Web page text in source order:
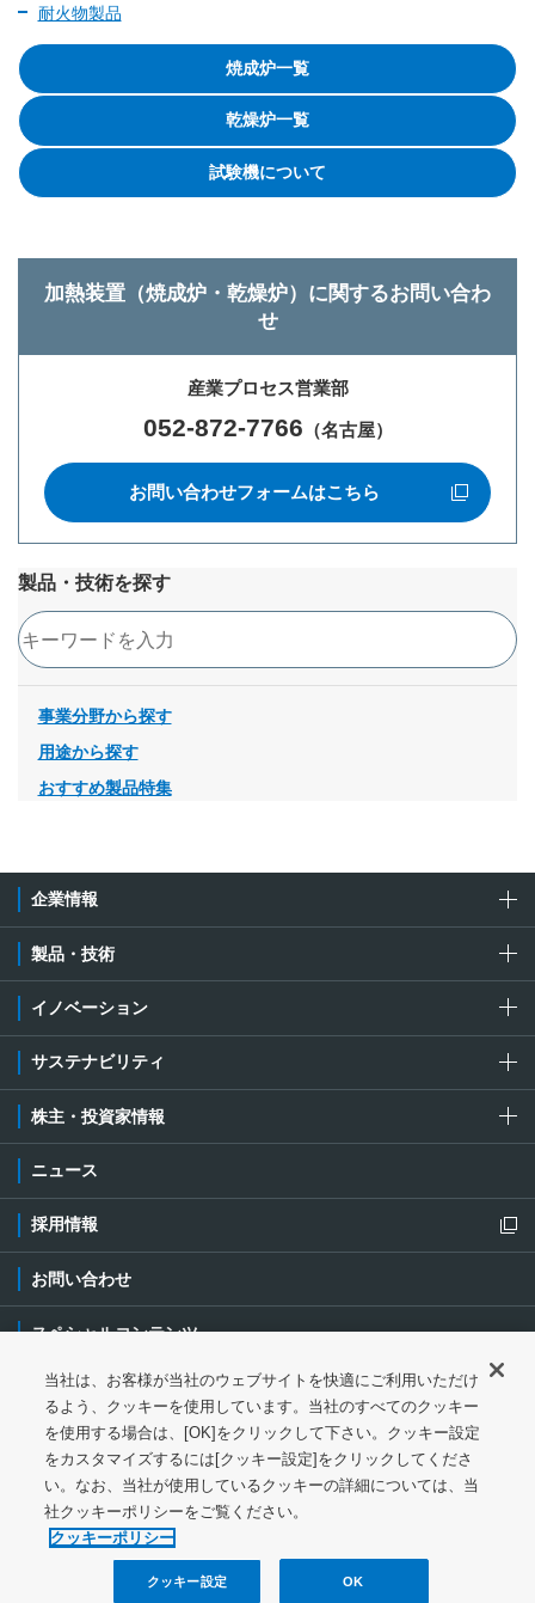
耐火物製品
焼成炉一覧
乾燥炉一覧
試験機について
加熱装置（焼成炉・乾燥炉）に関するお問い合わ
せ
産業プロセス営業部
052-872-7766 （名古屋）
お問い合わせフォームはこちら
新規ウィンドウを開きます
製品・技術を探す
事業分野から探す
用途から探す
おすすめ製品特集
企業情報
製品・技術
イノベーション
サステナビリティ
株主・投資家情報
ニュース
採用情報
新規ウィンドウを開きます
お問い合わせ
スペシャルコンテンツ
ご利用条件・ご注意 プライバシーポリシー
新規ウィンドウを開き
ソーシャルメディアポリシー クッキーポリシー
特定個人情報等の基本方針 ウェブアクセシビリティ対応
サイトマップ
© 1997-2026 NGK Corporation
当社は、お客様が当社のウェブサイトを快適にご利用いただけ
るよう、クッキーを使用しています。当社のすべてのクッキー
を使用する場合は、[OK]をクリックして下さい。クッキー設定
をカスタマイズするには[クッキー設定]をクリックしてくださ
い。なお、当社が使用しているクッキーの詳細については、当
社クッキーポリシーをご覧ください。
クッキーポリシー
クッキー設定 OK